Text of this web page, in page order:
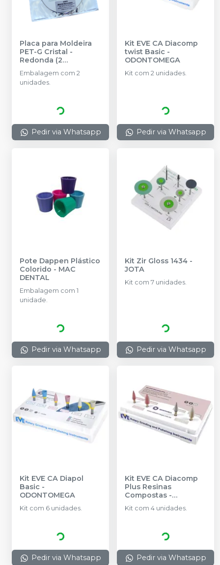
Placa para Moldeira
PET-G Cristal -
Redonda (2
unidades)
Embalagem com 2
unidades.
Pedir via Whatsapp
Kit EVE CA Diacomp
twist Basic -
ODONTOMEGA
Kit com 2 unidades.
Pedir via Whatsapp
Pote Dappen Plástico
Colorido - MAC
DENTAL
Embalagem com 1
unidade.
Pedir via Whatsapp
Kit Zir Gloss 1434 -
JOTA
Kit com 7 unidades.
Pedir via Whatsapp
Kit EVE CA Diapol
Basic -
ODONTOMEGA
Kit com 6 unidades.
Pedir via Whatsapp
Kit EVE CA Diacomp
Plus Resinas
Compostas -
ODONTOMEGA
Kit com 4 unidades.
Pedir via Whatsapp